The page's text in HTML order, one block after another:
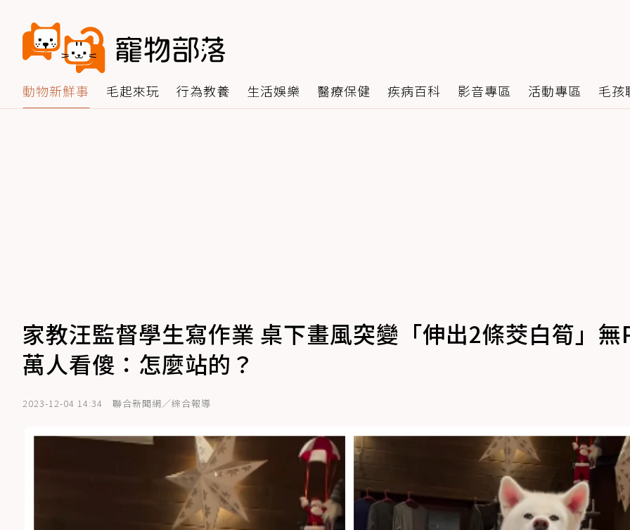
動物新鮮事 毛起來玩 行為教養 生活娛樂 醫療保健 疾病百科 影音專區 活動專區 毛孩
家教汪監督學生寫作業 桌下畫風突變「伸出2條茭白筍」無
萬人看傻：怎麼站的？
2023-12-04 14:34 聯合新聞網／綜合報導